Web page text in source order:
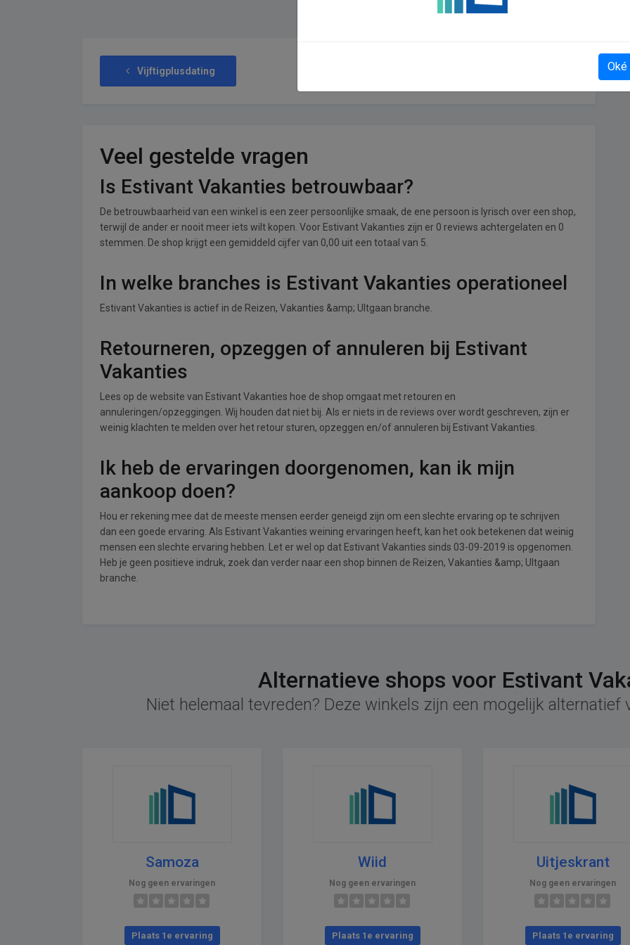
Vijftigplusdating
Veel gestelde vragen
Is Estivant Vakanties betrouwbaar?
De betrouwbaarheid van een winkel is een zeer persoonlijke smaak, de ene persoon is lyrisch over een shop,
terwijl de ander er nooit meer iets wilt kopen. Voor Estivant Vakanties zijn er 0 reviews achtergelaten en 0
stemmen. De shop krijgt een gemiddeld cijfer van 0,00 uit een totaal van 5.
In welke branches is Estivant Vakanties operationeel
Estivant Vakanties is actief in de Reizen, Vakanties &amp; UItgaan branche.
Retourneren, opzeggen of annuleren bij Estivant
Vakanties
Lees op de website van Estivant Vakanties hoe de shop omgaat met retouren en
annuleringen/opzeggingen. Wij houden dat niet bij. Als er niets in de reviews over wordt geschreven, zijn er
weinig klachten te melden over het retour sturen, opzeggen en/of annuleren bij Estivant Vakanties.
Ik heb de ervaringen doorgenomen, kan ik mijn
aankoop doen?
Hou er rekening mee dat de meeste mensen eerder geneigd zijn om een slechte ervaring op te schrijven
dan een goede ervaring. Als Estivant Vakanties weining ervaringen heeft, kan het ook betekenen dat weinig
mensen een slechte ervaring hebben. Let er wel op dat Estivant Vakanties sinds 03-09-2019 is opgenomen.
Heb je geen positieve indruk, zoek dan verder naar een shop binnen de Reizen, Vakanties &amp; UItgaan
branche.
Alternatieve shops voor Estivant
Niet helemaal tevreden? Deze winkels zijn een mogelijk alternatief
Samoza
Nog geen ervaringen
Plaats 1e ervaring
Wiid
Nog geen ervaringen
Plaats 1e ervaring
Uitjeskrant
Nog geen ervaringen
Plaats 1e ervaring
Oké